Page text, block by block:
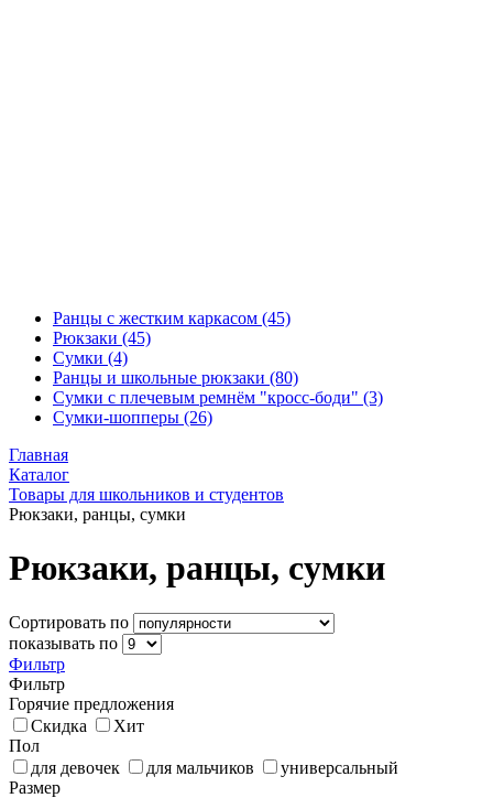
Ранцы с жестким каркасом (45)
Рюкзаки (45)
Сумки (4)
Ранцы и школьные рюкзаки (80)
Сумки с плечевым ремнём "кросс-боди" (3)
Сумки-шопперы (26)
Главная
Каталог
Товары для школьников и студентов
Рюкзаки, ранцы, сумки
Рюкзаки, ранцы, сумки
Сортировать по
показывать по
Фильтр
Фильтр
Горячие предложения
Скидка
Хит
Пол
для девочек
для мальчиков
универсальный
Размер